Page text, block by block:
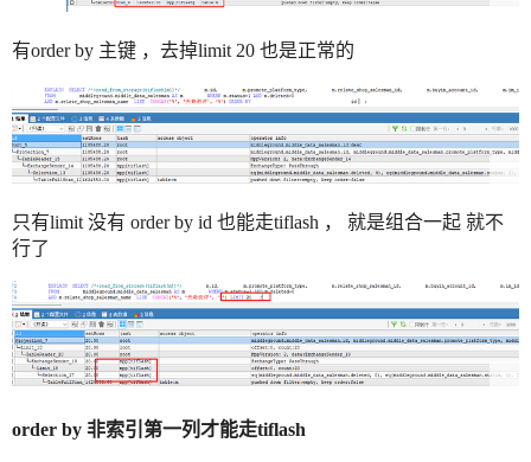
有order by 主键 ，去掉limit 20 也是正常的
只有limit 没有 order by id 也能走tiflash ， 就是组合一起 就不
行了
order by 非索引第一列才能走tiflash